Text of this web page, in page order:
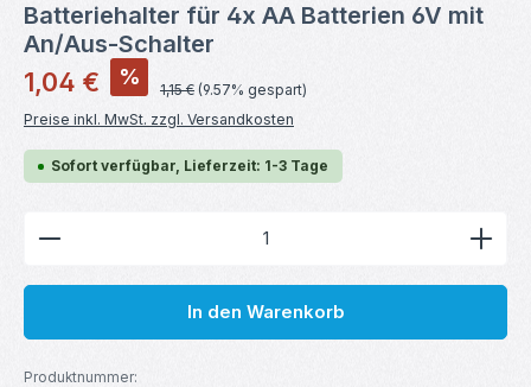
Batteriehalter für 4x AA Batterien 6V mit
An/Aus-Schalter
Verkaufspreis:
1,04 € % Regulärer Preis:
1,15 € (9.57% gespart)
Preise inkl. MwSt. zzgl. Versandkosten
Sofort verfügbar, Lieferzeit: 1-3 Tage
Produkt Anzahl: Gib den gewünschten Wert ein
In den Warenkorb
Produktnummer: